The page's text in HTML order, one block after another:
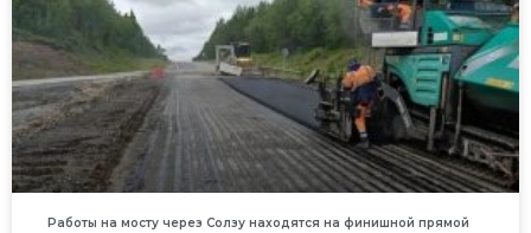
Работы на мосту через Солзу находятся на финишной прямой